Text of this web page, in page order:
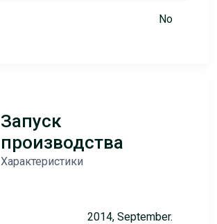
No
Запуск
производства
Характеристики
2014, September.